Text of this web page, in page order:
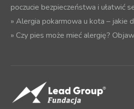
poczucie bezpieczeństwa i ułatwić
»Alergia pokarmowa u kota – jakie
»Czy pies może mieć alergię?